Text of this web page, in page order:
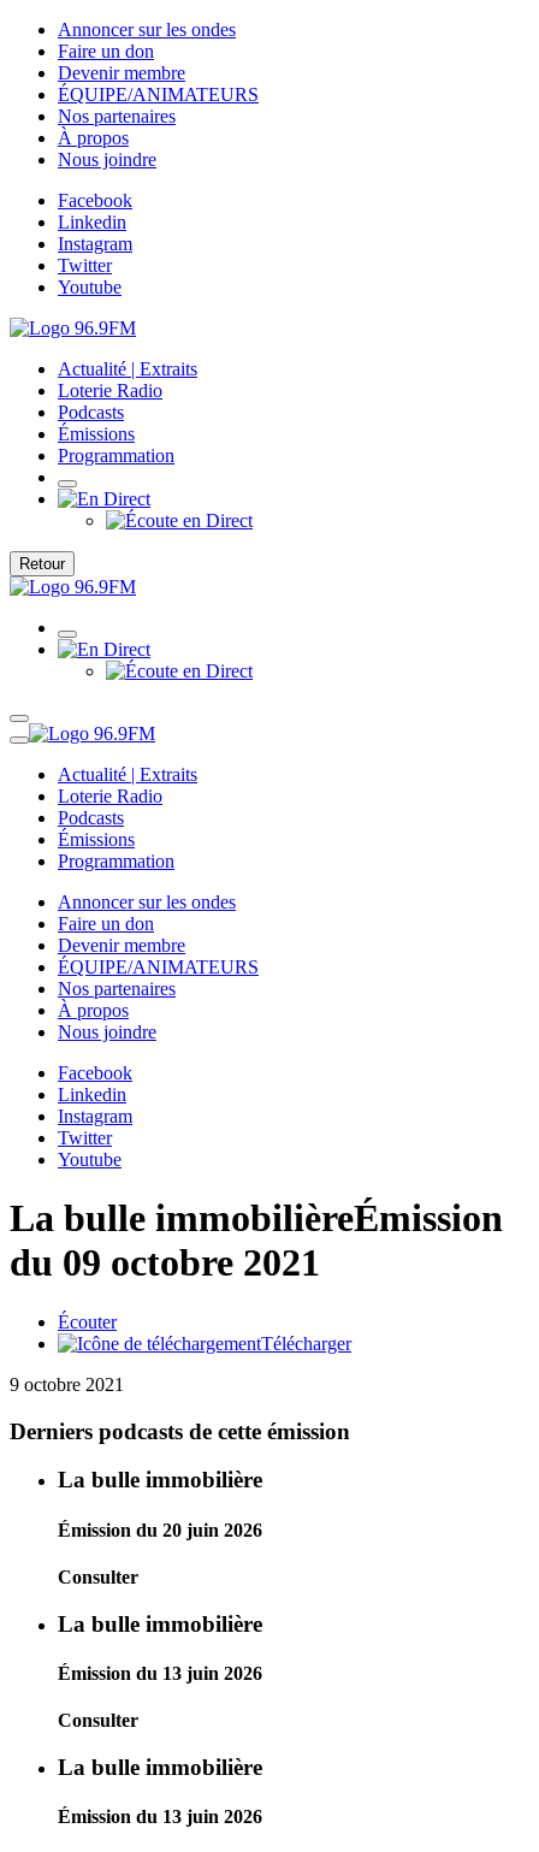
Annoncer sur les ondes
Faire un don
Devenir membre
ÉQUIPE/ANIMATEURS
Nos partenaires
À propos
Nous joindre
Facebook
Linkedin
Instagram
Twitter
Youtube
Actualité | Extraits
Loterie Radio
Podcasts
Émissions
Programmation
Retour
Actualité | Extraits
Loterie Radio
Podcasts
Émissions
Programmation
Annoncer sur les ondes
Faire un don
Devenir membre
ÉQUIPE/ANIMATEURS
Nos partenaires
À propos
Nous joindre
Facebook
Linkedin
Instagram
Twitter
Youtube
La bulle immobilièreÉmission
du 09 octobre 2021
Écouter
Télécharger
9 octobre 2021
Derniers podcasts de cette émission
La bulle immobilière
Émission du 20 juin 2026
Consulter
La bulle immobilière
Émission du 13 juin 2026
Consulter
La bulle immobilière
Émission du 13 juin 2026